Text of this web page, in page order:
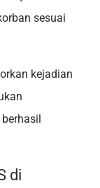
sesuai
kejadian
di